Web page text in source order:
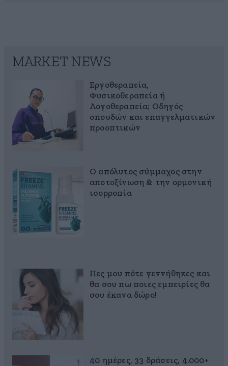
MARKET NEWS
Εργοθεραπεία,
Φυσικοθεραπεία ή
Λογοθεραπεία; Οδηγός
σπουδών και επαγγελματικών
προοπτικών
Ο απόλυτος σύμμαχος στην
αποτοξίνωση & την ορμονική
ισορροπία
Πες μου πότε γεννήθηκες και
θα σου πω ποιες εμπειρίες θα
σου έκανα δώρο!
40 ημέρες, 33 δράσεις, 4.000+